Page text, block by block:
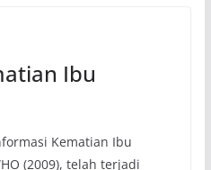
Ibu
Kematian Ibu
(2009), telah terjadi